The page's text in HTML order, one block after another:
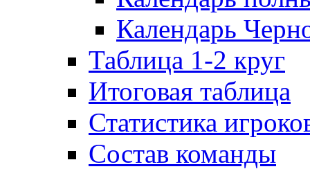
Календарь
Таблица 1-2 круг
Итоговая таблица
Статистика
Состав команды